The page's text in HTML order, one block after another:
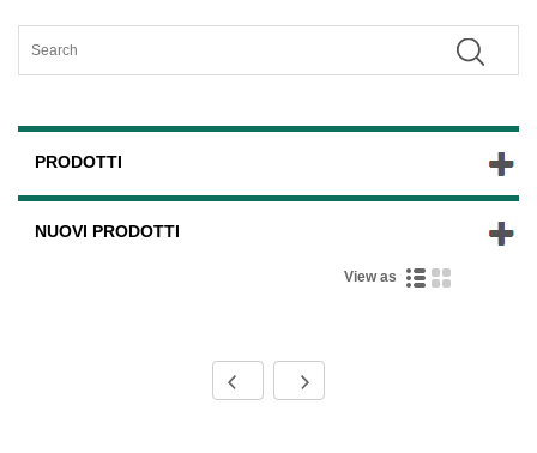
PRODOTTI
NUOVI PRODOTTI
View as